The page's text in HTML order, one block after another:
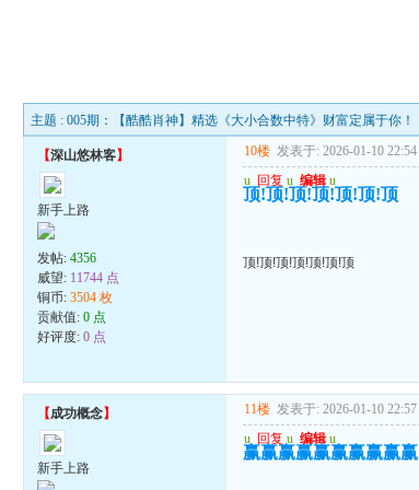
主题 : 005期：【酷酷肖神】精选《大小合数中特》财富定属于你！
【深山悠林客】
新手上路
发帖:4356
威望: 11744 点
铜币:3504 枚
贡献值:0 点
好评度:0 点
10楼 发表于: 2026-01-10 22:54
u 回复 u 编辑 u
顶!顶!顶!顶!顶!顶!顶
顶!顶!顶!顶!顶!顶!顶
【成功概念】
新手上路
11楼 发表于: 2026-01-10 22:57
u 回复 u 编辑 u
赢赢赢赢赢赢赢赢赢赢